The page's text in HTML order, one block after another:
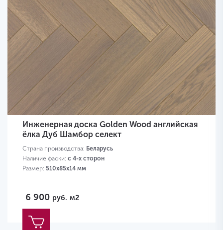
Инженерная доска Golden Wood английская
ёлка Дуб Шамбор селект
Страна производства: Беларусь
Наличие фаски: с 4-х сторон
Размер: 510х85х14 мм
6 900 руб. м2